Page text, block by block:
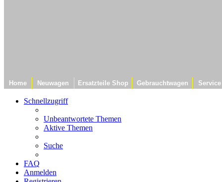
Home Neuwagen Ersatzteile Shop Gebrauchtwagen Service
Schnellzugriff
Unbeantwortete Themen
Aktive Themen
Suche
FAQ
Anmelden